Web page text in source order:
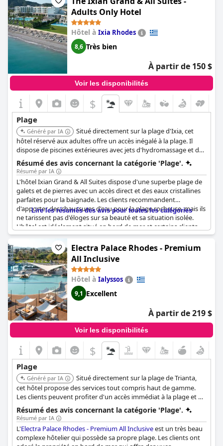
Adults Only Hotel
Hôtel à Ixia Rhodes
8,6 Très bien
À partir de 150 $
Voir les disponibilités
$
Plage
Généré par IA
Situé directement sur la plage d'Ixia, cet
hôtel réservé aux adultes offre un accès inégalé à la plage. Il
dispose de piscines extérieures avec jets d'hydromassage et de
vues imprenables sur la mer Égée, offrant une expérience de
bord de mer luxueuse et relaxante.
Résumé des avis concernant la catégorie 'Plage'.
Résumé par IA
L'hôtel Ixian Grand & All Suites dispose d'une superbe plage de
galets et de pierres avec un accès direct et des eaux cristallines
parfaites pour la baignade. Les clients recommandent
d'apporter des chaussures d'eau pour la plage rocheuse, mais ils
ne tarissent pas d'éloges sur sa beauté et sa situation isolée.
L'hôtel est idéalement situé en bord de mer et certains clients
ont déclaré que la plage et la piscine n'étaient qu'à quelques
mètres. Des chaises de plage et des parasols sont disponibles
mais ont tendance à se remplir rapidement, il est donc
recommandé d'arriver tôt. Certains clients se sont plaints que la
plage était petite et bondée, mais la plupart d'entre eux ont
apprécié la belle plage et la proximité de la mer. Dans l'ensemble,
la plage de l'hôtel est considérée comme l'un de ses meilleurs
atouts et une visite incontournable pour les clients séjournant
dans cet hôtel réservé aux adultes.
Lire les résumés des avis pour toutes les catégories
Electra Palace Rhodes - Premium
All Inclusive
Hôtel à Ialyssos
9,1 Excellent
À partir de 219 $
Voir les disponibilités
$
Plage
Généré par IA
Situé directement sur la plage de Trianta,
cet hôtel propose des services tout compris haut de gamme.
Les clients peuvent profiter d'un accès immédiat à la plage et de
vues sur la mer depuis la propriété.
Résumé des avis concernant la catégorie 'Plage'.
Résumé par IA
L'Electra Palace Rhodes - Premium All Inclusiveest un très beau
complexe hôtelier qui possède sa propre plage. Les clients ont